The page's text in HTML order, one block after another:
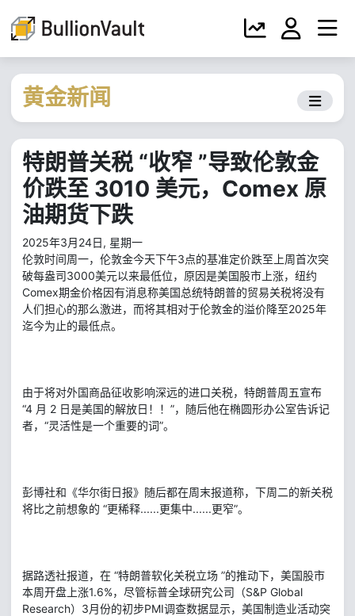
黄金新闻
特朗普关税 “收窄 ”导致伦敦金
价跌至 3010 美元，Comex 原
油期货下跌
2025年3月24日, 星期一
伦敦时间周一，伦敦金今天下午3点的基准定价跌至上周首次突
破每盎司3000美元以来最低位，原因是美国股市上涨，纽约
Comex期金价格因有消息称美国总统特朗普的贸易关税将没有
人们担心的那么激进，而将其相对于伦敦金的溢价降至2025年
迄今为止的最低点。
由于将对外国商品征收影响深远的进口关税，特朗普周五宣布
“4 月 2 日是美国的解放日！！”，随后他在椭圆形办公室告诉记
者，“灵活性是一个重要的词”。
彭博社和《华尔街日报》随后都在周末报道称，下周二的新关税
将比之前想象的 “更稀释......更集中......更窄”。
据路透社报道，在 “特朗普软化关税立场 ”的推动下，美国股市
本周开盘上涨1.6%，尽管标普全球研究公司（S&P Global
Research）3月份的初步PMI调查数据显示，美国制造业活动突